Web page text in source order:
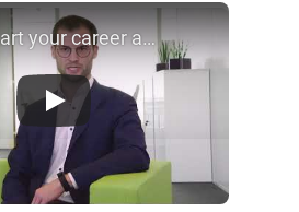
Kickstart your career at Air Liquide!